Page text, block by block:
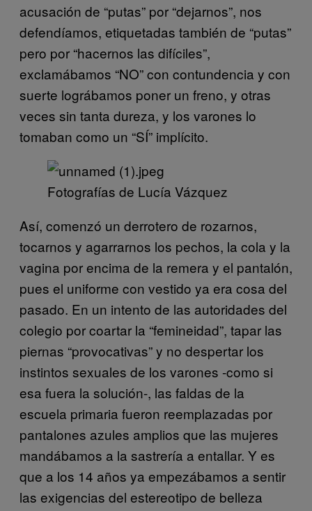
acusación de “putas” por “dejarnos”, nos
defendíamos, etiquetadas también de “putas”
pero por “hacernos las difíciles”,
exclamábamos “NO” con contundencia y con
suerte lográbamos poner un freno, y otras
veces sin tanta dureza, y los varones lo
tomaban como un “SÍ” implícito.
Fotografías de Lucía Vázquez
Así, comenzó un derrotero de rozarnos,
tocarnos y agarrarnos los pechos, la cola y la
vagina por encima de la remera y el pantalón,
pues el uniforme con vestido ya era cosa del
pasado. En un intento de las autoridades del
colegio por coartar la “femineidad”, tapar las
piernas “provocativas” y no despertar los
instintos sexuales de los varones -como si
esa fuera la solución-, las faldas de la
escuela primaria fueron reemplazadas por
pantalones azules amplios que las mujeres
mandábamos a la sastrería a entallar. Y es
que a los 14 años ya empezábamos a sentir
las exigencias del estereotipo de belleza